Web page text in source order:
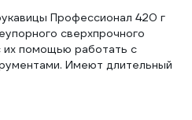
Профессионал 420 г
сверхпрочного
их помощью работать с
Имеют длительный